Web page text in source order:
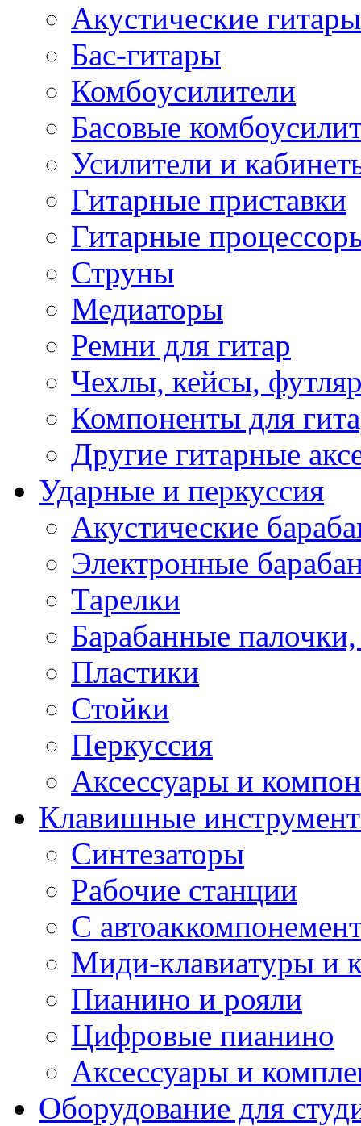
Акустические гитары
Бас-гитары
Комбоусилители
Басовые
Усилители и
Гитарные приставки
Гитарные
Струны
Медиаторы
Ремни для гитар
Чехлы, кейсы,
Компоненты для
Другие гитарные
Ударные и перкуссия
Акустические
Электронные
Тарелки
Барабанные
Пластики
Стойки
Перкуссия
Аксессуары и
Клавишные
Синтезаторы
Рабочие станции
С
Миди-клавиатуры и
Пианино и рояли
Цифровые пианино
Аксессуары и
Оборудование для